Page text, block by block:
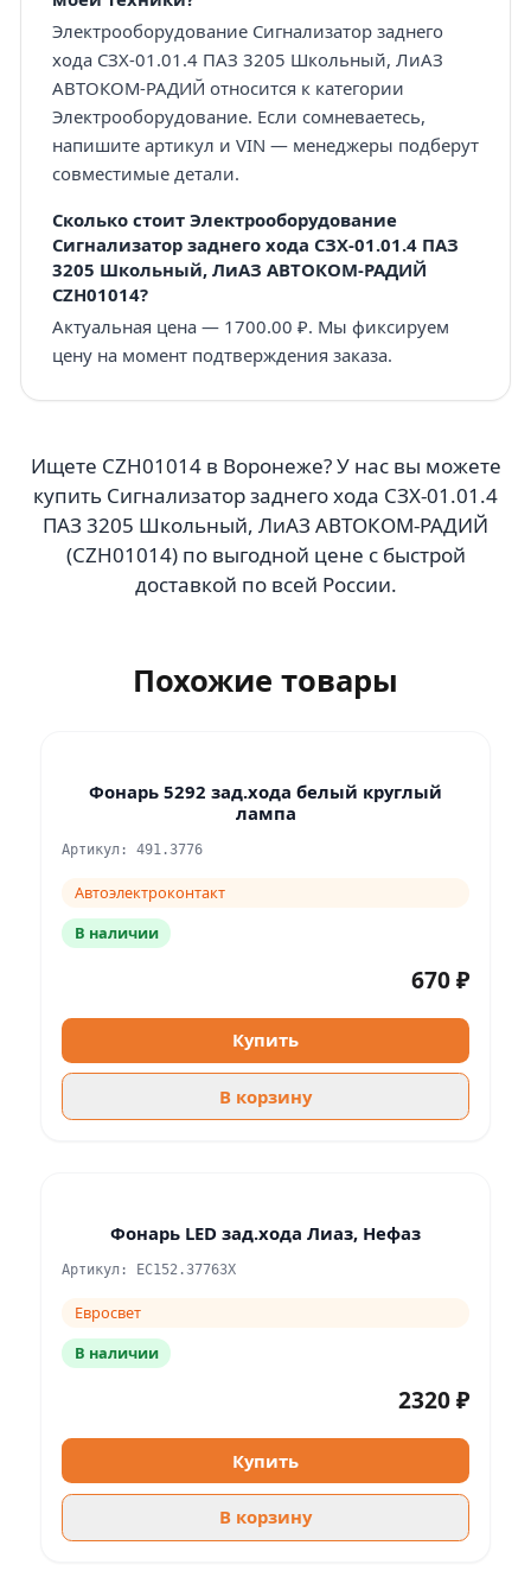
Электрооборудование Сигнализатор заднего
хода СЗХ-01.01.4 ПАЗ 3205 Школьный, ЛиАЗ
АВТОКОМ-РАДИЙ относится к категории
Электрооборудование. Если сомневаетесь,
напишите артикул и VIN — менеджеры подберут
совместимые детали.
Сколько стоит Электрооборудование
Сигнализатор заднего хода СЗХ-01.01.4 ПАЗ
3205 Школьный, ЛиАЗ АВТОКОМ-РАДИЙ
CZH01014?
Актуальная цена — 1700.00 ₽. Мы фиксируем
цену на момент подтверждения заказа.
Ищете CZH01014 в Воронеже? У нас вы можете
купить Сигнализатор заднего хода СЗХ-01.01.4
ПАЗ 3205 Школьный, ЛиАЗ АВТОКОМ-РАДИЙ
(CZH01014) по выгодной цене с быстрой
доставкой по всей России.
Похожие товары
Фонарь 5292 зад.хода белый круглый
лампа
Артикул: 491.3776
Автоэлектроконтакт
В наличии
670 ₽
Купить
В корзину
Фонарь LED зад.хода Лиаз, Нефаз
Артикул: ЕС152.3776ЗХ
Евросвет
В наличии
2320 ₽
Купить
В корзину